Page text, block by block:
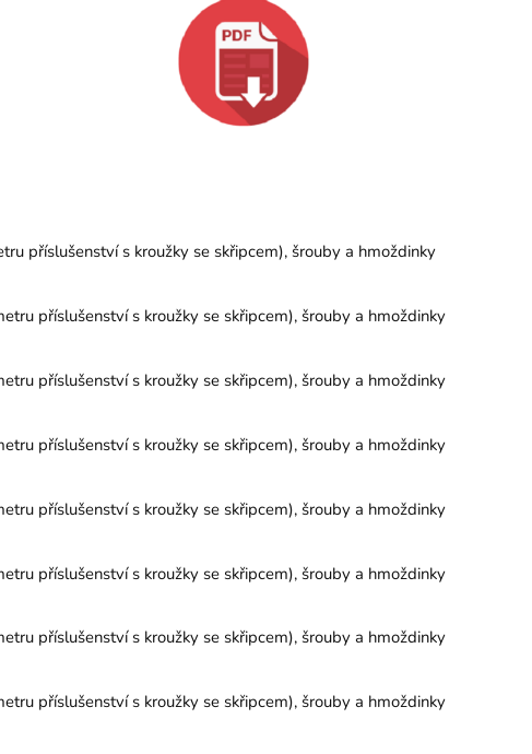
příslušenství s kroužky se skřipcem), šrouby a hmoždinky
příslušenství s kroužky se skřipcem), šrouby a hmoždinky
příslušenství s kroužky se skřipcem), šrouby a hmoždinky
příslušenství s kroužky se skřipcem), šrouby a hmoždinky
příslušenství s kroužky se skřipcem), šrouby a hmoždinky
příslušenství s kroužky se skřipcem), šrouby a hmoždinky
příslušenství s kroužky se skřipcem), šrouby a hmoždinky
příslušenství s kroužky se skřipcem), šrouby a hmoždinky